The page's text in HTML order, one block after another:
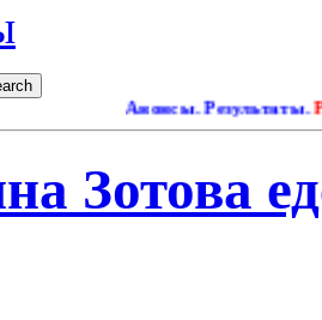
Анонсы. Результаты.
Зотова